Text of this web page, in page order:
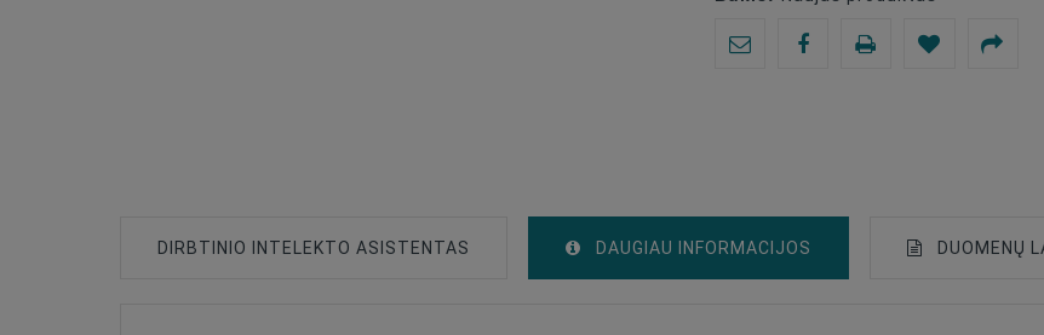
DIRBTINIO INTELEKTO ASISTENTAS DAUGIAU INFORMACIJOS DUOMENŲ